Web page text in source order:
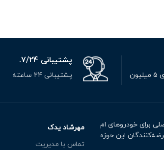
پشتیبانی 7/24.
پشتیبانی 24 ساعته
برای خودروهای ام
این حوزه
مهرشاد یدک
تماس با مدیریت